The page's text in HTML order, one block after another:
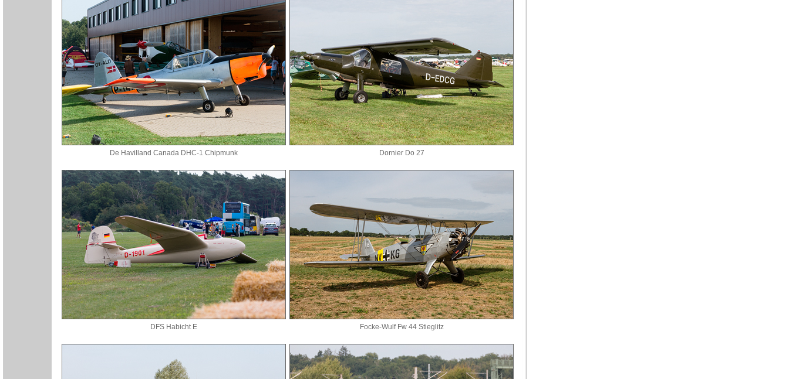
De Havilland Canada DHC-1 Chipmunk Dornier Do 27
DFS Habicht E Focke-Wulf Fw 44 Stieglitz